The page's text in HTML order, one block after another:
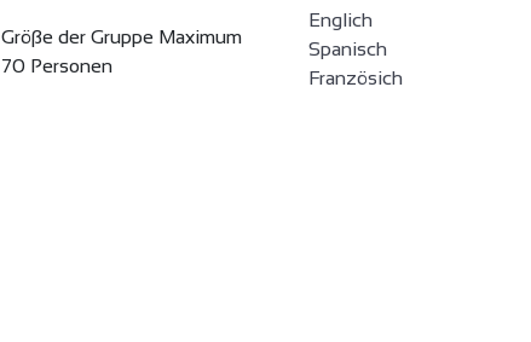
Gröβe der Gruppe Maximum
70 Personen
Englich
Spanisch
Französich